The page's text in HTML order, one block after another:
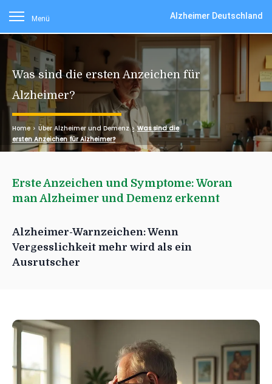
Was sind die ersten Anzeichen für
Alzheimer?
Home Über Alzheimer und Demenz
Was sind die
ersten Anzeichen für Alzheimer?
Erste Anzeichen und Symptome: Woran
man Alzheimer und Demenz erkennt
Alzheimer-Warnzeichen: Wenn
Vergesslichkeit mehr wird als ein
Ausrutscher
Menü Alzheimer Deutschland